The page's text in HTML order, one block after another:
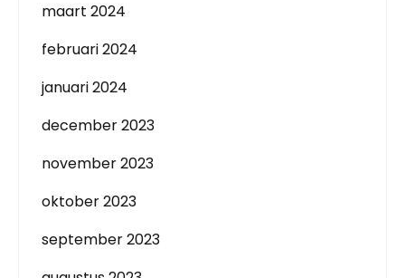
maart 2024
februari 2024
januari 2024
december 2023
november 2023
oktober 2023
september 2023